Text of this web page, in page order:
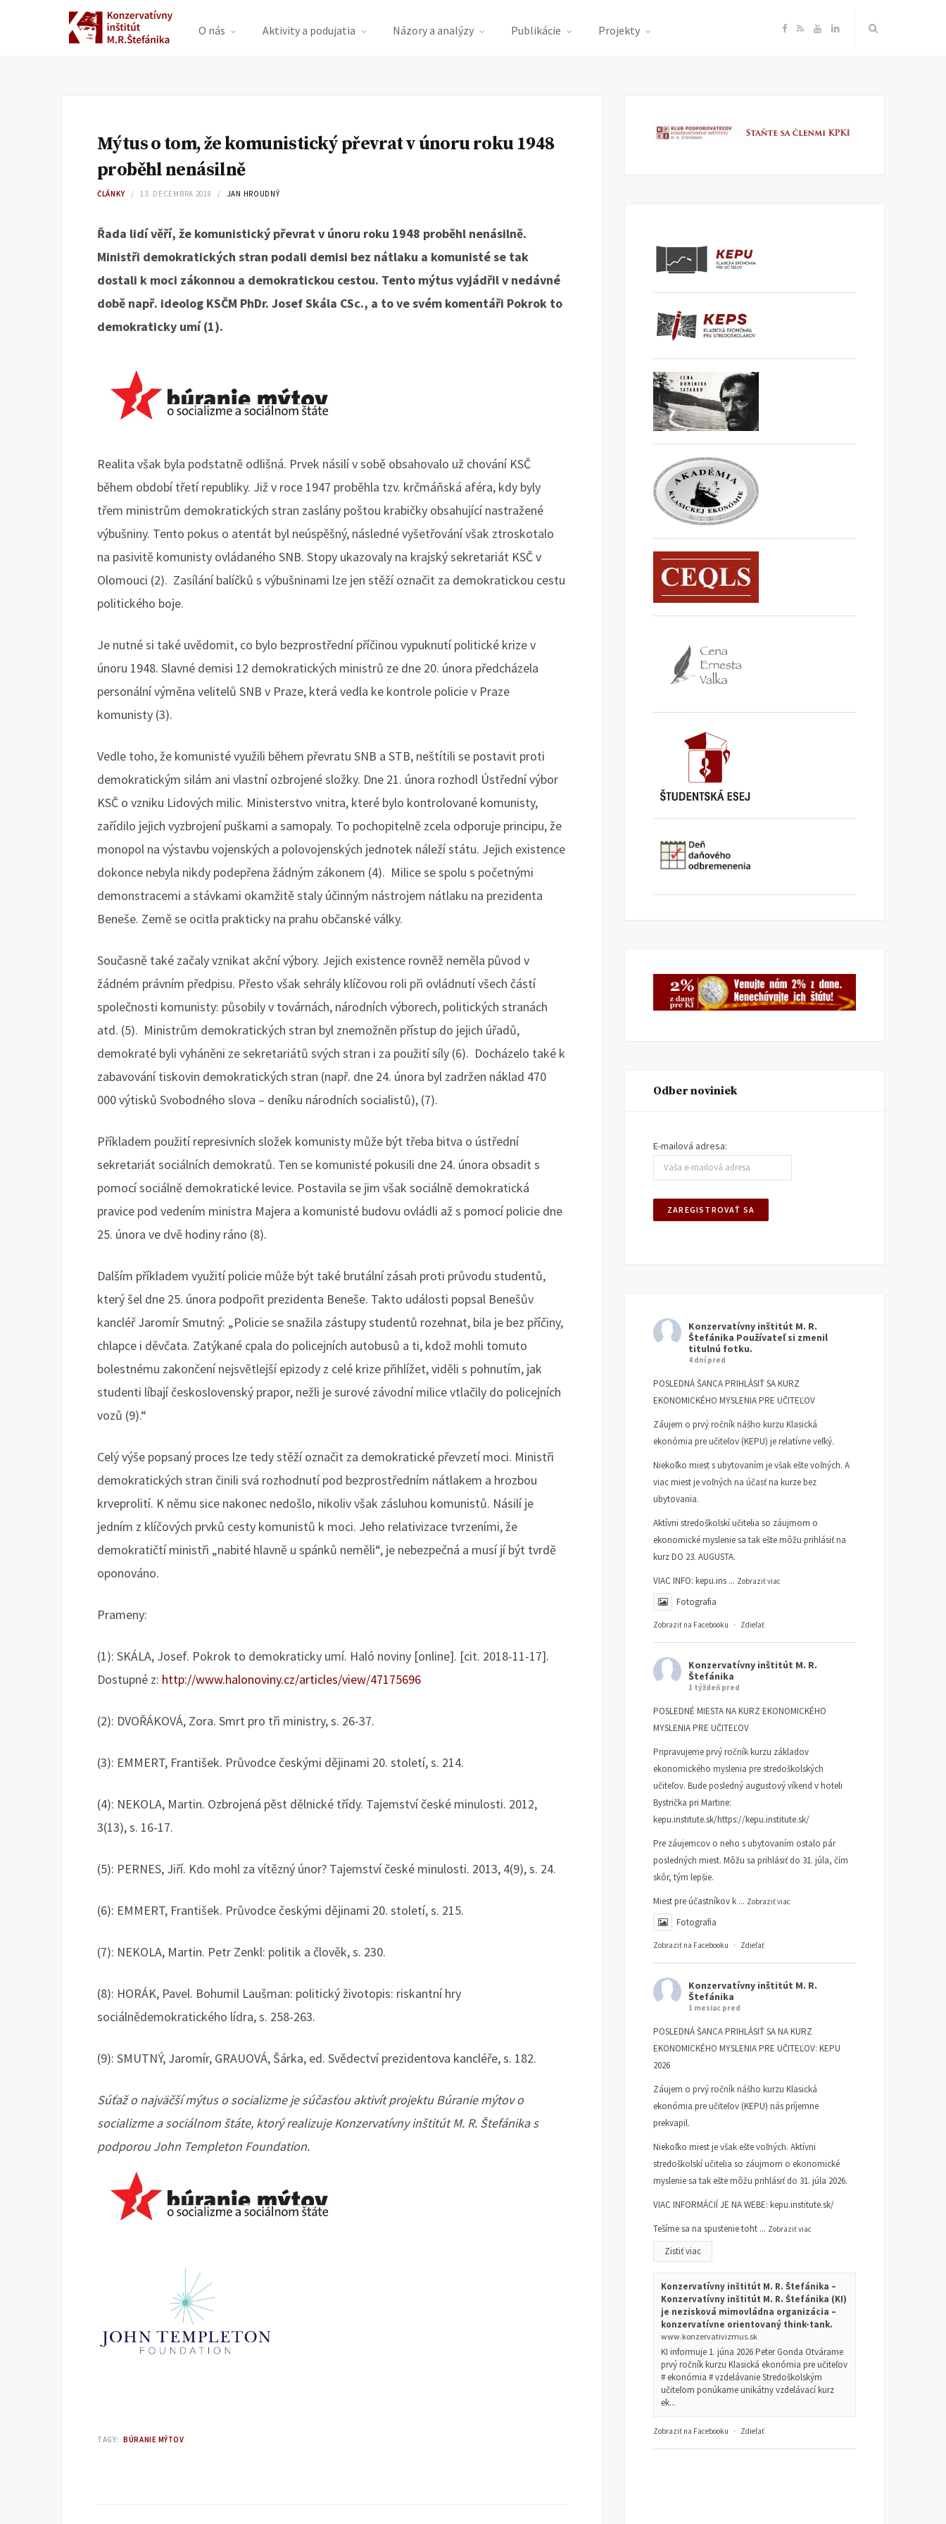
O nás Aktivity a podujatia Názory a analýzy Publikácie Projekty F
e
R Y
T
L
k
Mýtus o tom, že komunistický převrat v únoru roku 1948
proběhl nenásilně
ČLÁNKY 13. DECEMBRA 2018 JAN HROUDNÝ
Řada lidí věří, že komunistický převrat v únoru roku 1948 proběhl nenásilně.
Ministři demokratických stran podali demisi bez nátlaku a komunisté se tak
dostali k moci zákonnou a demokratickou cestou. Tento mýtus vyjádřil v nedávné
době např. ideolog KSČM PhDr. Josef Skála CSc., a to ve svém komentáři Pokrok to
demokraticky umí (1).
Realita však byla podstatně odlišná. Prvek násilí v sobě obsahovalo už chování KSČ
během období třetí republiky. Již v roce 1947 proběhla tzv. krčmáňská aféra, kdy byly
třem ministrům demokratických stran zaslány poštou krabičky obsahující nastražené
výbušniny. Tento pokus o atentát byl neúspěšný, následné vyšetřování však ztroskotalo
na pasivitě komunisty ovládaného SNB. Stopy ukazovaly na krajský sekretariát KSČ v
Olomouci (2). Zasílání balíčků s výbušninami lze jen stěží označit za demokratickou cestu
politického boje.
Je nutné si také uvědomit, co bylo bezprostřední příčinou vypuknutí politické krize v
únoru 1948. Slavné demisi 12 demokratických ministrů ze dne 20. února předcházela
personální výměna velitelů SNB v Praze, která vedla ke kontrole policie v Praze
komunisty (3).
Vedle toho, že komunisté využili během převratu SNB a STB, neštítili se postavit proti
demokratickým silám ani vlastní ozbrojené složky. Dne 21. února rozhodl Ústřední výbor
KSČ o vzniku Lidových milic. Ministerstvo vnitra, které bylo kontrolované komunisty,
zařídilo jejich vyzbrojení puškami a samopaly. To pochopitelně zcela odporuje principu, že
monopol na výstavbu vojenských a polovojenských jednotek náleží státu. Jejich existence
dokonce nebyla nikdy podepřena žádným zákonem (4). Milice se spolu s početnými
demonstracemi a stávkami okamžitě staly účinným nástrojem nátlaku na prezidenta
Beneše. Země se ocitla prakticky na prahu občanské války.
Současně také začaly vznikat akční výbory. Jejich existence rovněž neměla původ v
žádném právním předpisu. Přesto však sehrály klíčovou roli při ovládnutí všech částí
společnosti komunisty: působily v továrnách, národních výborech, politických stranách
atd. (5). Ministrům demokratických stran byl znemožněn přístup do jejich úřadů,
demokraté byli vyháněni ze sekretariátů svých stran i za použití síly (6). Docházelo také k
zabavování tiskovin demokratických stran (např. dne 24. února byl zadržen náklad 470
000 výtisků Svobodného slova – deníku národních socialistů), (7).
Příkladem použití represivních složek komunisty může být třeba bitva o ústřední
sekretariát sociálních demokratů. Ten se komunisté pokusili dne 24. února obsadit s
pomocí sociálně demokratické levice. Postavila se jim však sociálně demokratická
pravice pod vedením ministra Majera a komunisté budovu ovládli až s pomocí policie dne
25. února ve dvě hodiny ráno (8).
Dalším příkladem využití policie může být také brutální zásah proti průvodu studentů,
který šel dne 25. února podpořit prezidenta Beneše. Takto události popsal Benešův
kancléř Jaromír Smutný: „Policie se snažila zástupy studentů rozehnat, bila je bez příčiny,
chlapce i děvčata. Zatýkané cpala do policejních autobusů a ti, kdož mohli tomuto
bolestnému zakončení nejsvětlejší epizody z celé krize přihlížet, viděli s pohnutím, jak
studenti líbají československý prapor, nežli je surové závodní milice vtlačily do policejních
vozů (9).“
Celý výše popsaný proces lze tedy stěží označit za demokratické převzetí moci. Ministři
demokratických stran činili svá rozhodnutí pod bezprostředním nátlakem a hrozbou
krveprolití. K němu sice nakonec nedošlo, nikoliv však zásluhou komunistů. Násilí je
jedním z klíčových prvků cesty komunistů k moci. Jeho relativizace tvrzeními, že
demokratičtí ministři „nabité hlavně u spánků neměli“, je nebezpečná a musí jí být tvrdě
oponováno.
Prameny:
(1): SKÁLA, Josef. Pokrok to demokraticky umí. Haló noviny [online]. [cit. 2018-11-17].
Dostupné z: http://www.halonoviny.cz/articles/view/47175696
(2): DVOŘÁKOVÁ, Zora. Smrt pro tři ministry, s. 26-37.
(3): EMMERT, František. Průvodce českými dějinami 20. století, s. 214.
(4): NEKOLA, Martin. Ozbrojená pěst dělnické třídy. Tajemství české minulosti. 2012,
3(13), s. 16-17.
(5): PERNES, Jiří. Kdo mohl za vítězný únor? Tajemství české minulosti. 2013, 4(9), s. 24.
(6): EMMERT, František. Průvodce českými dějinami 20. století, s. 215.
(7): NEKOLA, Martin. Petr Zenkl: politik a člověk, s. 230.
(8): HORÁK, Pavel. Bohumil Laušman: politický životopis: riskantní hry
sociálnědemokratického lídra, s. 258-263.
(9): SMUTNÝ, Jaromír, GRAUOVÁ, Šárka, ed. Svědectví prezidentova kancléře, s. 182.
Súťaž o najväčší mýtus o socializme je súčasťou aktivít projektu Búranie mýtov o
socializme a sociálnom štáte, ktorý realizuje Konzervatívny inštitút M. R. Štefánika s
podporou John Templeton Foundation.
TAGY: BÚRANIE MÝTOV
Odber noviniek
E-mailová adresa:
Konzervatívny inštitút M. R.
Štefánika Používateľ si zmenil
titulnú fotku.
4 dní pred
POSLEDNÁ ŠANCA PRIHLÁSIŤ SA KURZ
EKONOMICKÉHO MYSLENIA PRE UČITEĽOV
Záujem o prvý ročník nášho kurzu Klasická
ekonómia pre učiteľov (KEPU) je relatívne veľký.
Niekoľko miest s ubytovaním je však ešte voľných. A
viac miest je voľných na účasť na kurze bez
ubytovania.
Aktívni stredoškolskí učitelia so záujmom o
ekonomické myslenie sa tak ešte môžu prihlásiť na
kurz DO 23. AUGUSTA.
VIAC INFO: kepu.ins ... Zobraziť viac
Fotografia
Zobraziť na Facebooku · Zdieľať
Konzervatívny inštitút M. R.
Štefánika
1 týždeň pred
POSLEDNÉ MIESTA NA KURZ EKONOMICKÉHO
MYSLENIA PRE UČITEĽOV
Pripravujeme prvý ročník kurzu základov
ekonomického myslenia pre stredoškolských
učiteľov. Bude posledný augustový víkend v hoteli
Bystrička pri Martine:
kepu.institute.sk/https://kepu.institute.sk/
Pre záujemcov o neho s ubytovaním ostalo pár
posledných miest. Môžu sa prihlásiť do 31. júla, čím
skôr, tým lepšie.
Miest pre účastníkov k ... Zobraziť viac
Fotografia
Zobraziť na Facebooku · Zdieľať
Konzervatívny inštitút M. R.
Štefánika
1 mesiac pred
POSLEDNÁ ŠANCA PRIHLÁSIŤ SA NA KURZ
EKONOMICKÉHO MYSLENIA PRE UČITEĽOV: KEPU
2026
Záujem o prvý ročník nášho kurzu Klasická
ekonómia pre učiteľov (KEPU) nás príjemne
prekvapil.
Niekoľko miest je však ešte voľných. Aktívni
stredoškolskí učitelia so záujmom o ekonomické
myslenie sa tak ešte môžu prihlásiť do 31. júla 2026.
VIAC INFORMÁCIÍ JE NA WEBE: kepu.institute.sk/
Tešíme sa na spustenie toht ... Zobraziť viac
Zistiť viac
Konzervatívny inštitút M. R. Štefánika –
Konzervatívny inštitút M. R. Štefánika (KI)
je nezisková mimovládna organizácia –
konzervatívne orientovaný think-tank.
www.konzervativizmus.sk
KI informuje 1. júna 2026 Peter Gonda Otvárame
prvý ročník kurzu Klasická ekonómia pre učiteľov
# ekonómia # vzdelávanie Stredoškolským
učiteľom ponúkame unikátny vzdelávací kurz
ek...
Zobraziť na Facebooku · Zdieľať